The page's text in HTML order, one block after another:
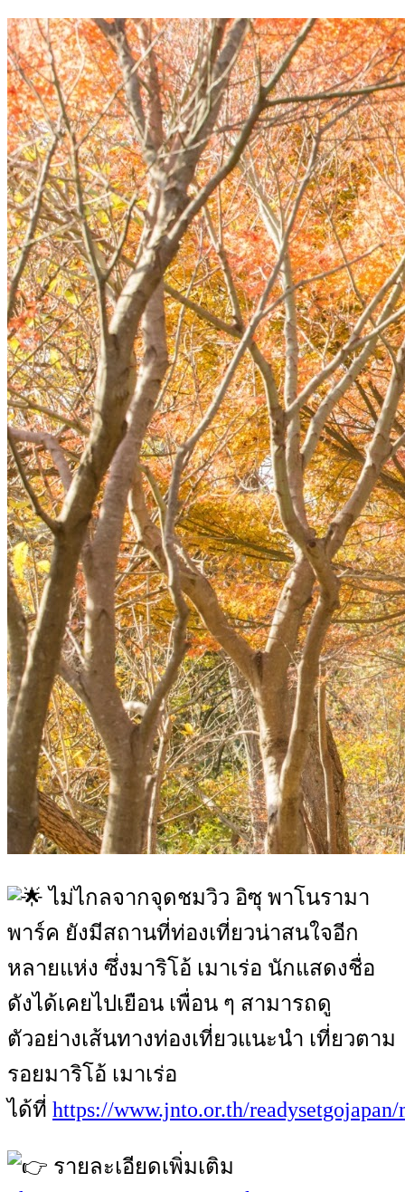
ไม่ไกลจากจุดชมวิว อิซุ พาโนรามา
พาร์ค ยังมีสถานที่ท่องเที่ยวน่าสนใจอีก
หลายแห่ง ซึ่งมาริโอ้ เมาเร่อ นักแสดงชื่อ
ดังได้เคยไปเยือน เพื่อน ๆ สามารถดู
ตัวอย่างเส้นทางท่องเที่ยวแนะนำ เที่ยวตาม
รอยมาริโอ้ เมาเร่อ
ได้ที่ https://www.jnto.or.th/
รายละเอียดเพิ่มเติม